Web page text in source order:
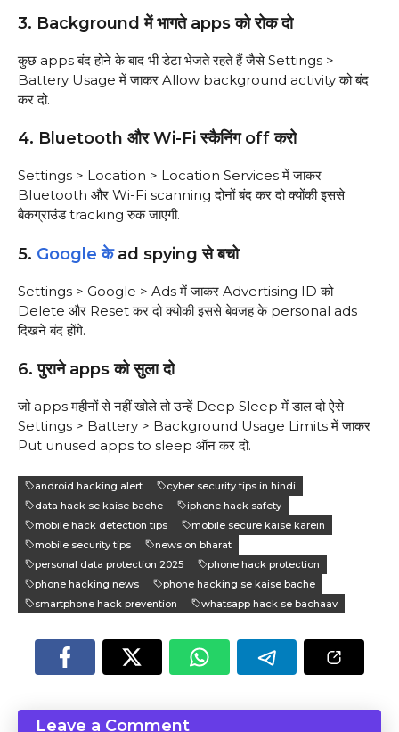
3. Background में भागते apps को रोक दो
कुछ apps बंद होने के बाद भी डेटा भेजते रहते हैं जैसे Settings >
Battery Usage में जाकर Allow background activity को बंद
कर दो.
4. Bluetooth और Wi-Fi स्कैनिंग off करो
Settings > Location > Location Services में जाकर
Bluetooth और Wi-Fi scanning दोनों बंद कर दो क्योंकी इससे
बैकग्राउंड tracking रुक जाएगी.
5. Google केad spying से बचो
Settings > Google > Ads में जाकर Advertising ID को
Delete और Reset कर दो क्योकी इससे बेवजह के personal ads
दिखने बंद होंगे.
6. पुराने apps को सुला दो
जो apps महीनों से नहीं खोले तो उन्हें Deep Sleep में डाल दो ऐसे
Settings > Battery > Background Usage Limits में जाकर
Put unused apps to sleep ऑन कर दो.
android hacking alert
cyber security tips in hindi
data hack se kaise bache
iphone hack safety
mobile hack detection tips
mobile secure kaise karein
mobile security tips
news on bharat
personal data protection 2025
phone hack protection
phone hacking news
phone hacking se kaise bache
smartphone hack prevention
whatsapp hack se bachaav
Leave a Comment